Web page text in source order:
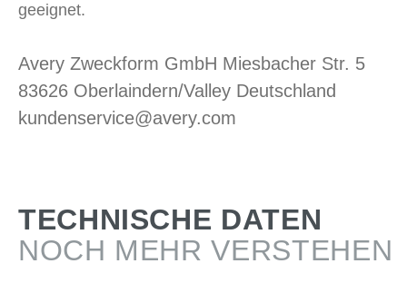
geeignet.
Avery Zweckform GmbH Miesbacher Str. 5
83626 Oberlaindern/Valley Deutschland
kundenservice@avery.com
TECHNISCHE DATEN
NOCH MEHR VERSTEHEN